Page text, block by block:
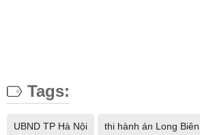
Tags:
UBND TP Hà Nội thi hành án Long Biên